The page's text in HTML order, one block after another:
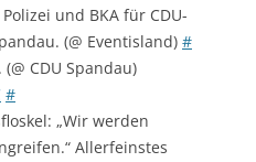
und BKA für CDU-
(@ Eventisland) #
CDU Spandau)
#
„Wir werden
Allerfeinstes